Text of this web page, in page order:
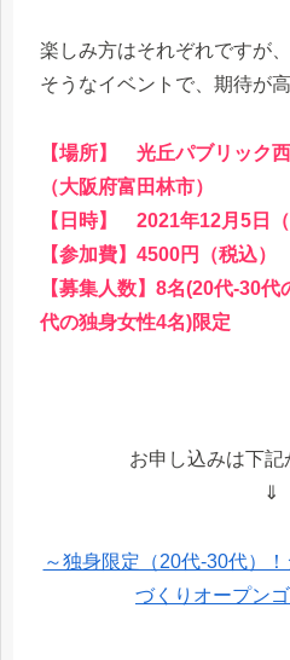
楽しみ方はそれぞれですが
そうなイベントで、期待が
【場所】 光丘パブリック
（大阪府富田林市）
【日時】 2021年12月5日
【参加費】4500円（税込）
【募集人数】8名(20代-30
代の独身女性4名)限定
お申し込みは下
⇓
～独身限定（20代-30代）
づくりオープン